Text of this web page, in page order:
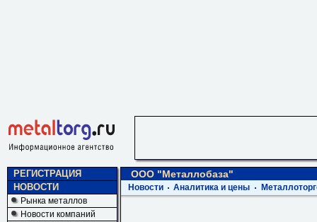
РЕГИСТРАЦИЯ
НОВОСТИ
Рынка металлов
Новости компаний
ООО "Металлобаза"
Новости Аналитика и цены